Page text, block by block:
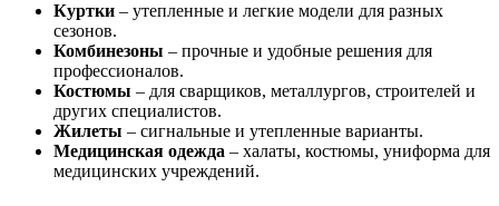
Куртки – утепленные и легкие модели для разных
сезонов.
Комбинезоны – прочные и удобные решения для
профессионалов.
Костюмы – для сварщиков, металлургов, строителей и
других специалистов.
Жилеты – сигнальные и утепленные варианты.
Медицинская одежда – халаты, костюмы, униформа для
медицинских учреждений.